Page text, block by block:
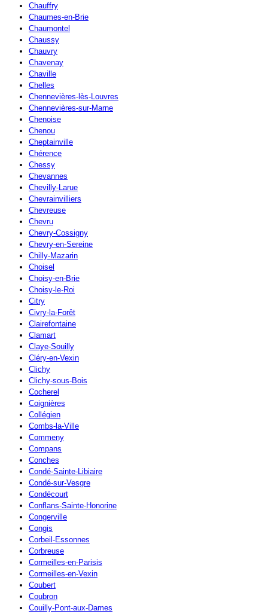
Chauffry
Chaumes-en-Brie
Chaumontel
Chaussy
Chauvry
Chavenay
Chaville
Chelles
Chennevières-lès-Louvres
Chennevières-sur-Marne
Chenoise
Chenou
Cheptainville
Chérence
Chessy
Chevannes
Chevilly-Larue
Chevrainvilliers
Chevreuse
Chevru
Chevry-Cossigny
Chevry-en-Sereine
Chilly-Mazarin
Choisel
Choisy-en-Brie
Choisy-le-Roi
Citry
Civry-la-Forêt
Clairefontaine
Clamart
Claye-Souilly
Cléry-en-Vexin
Clichy
Clichy-sous-Bois
Cocherel
Coignières
Collégien
Combs-la-Ville
Commeny
Compans
Conches
Condé-Sainte-Libiaire
Condé-sur-Vesgre
Condécourt
Conflans-Sainte-Honorine
Congerville
Congis
Corbeil-Essonnes
Corbreuse
Cormeilles-en-Parisis
Cormeilles-en-Vexin
Coubert
Coubron
Couilly-Pont-aux-Dames